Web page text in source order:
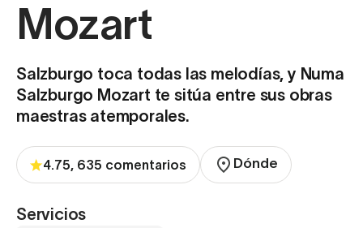
Mozart
Salzburgo toca todas las melodías, y Numa
Salzburgo Mozart te sitúa entre sus obras
maestras atemporales.
4.75, 635 comentarios Dónde
Servicios